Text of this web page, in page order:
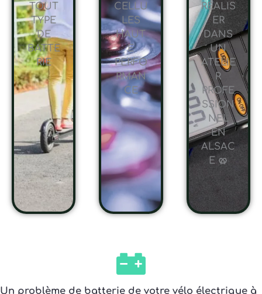
TOUT
TYPE
DE
BATTE
RIE
CELLU
LES
HAUT
E
PERFO
RMAN
CE
RÉALIS
ER
DANS
UN
ATELIE
R
PROFE
SSION
NEL
EN
ALSAC
E 🥨
Un problème de batterie de votre vélo électrique à